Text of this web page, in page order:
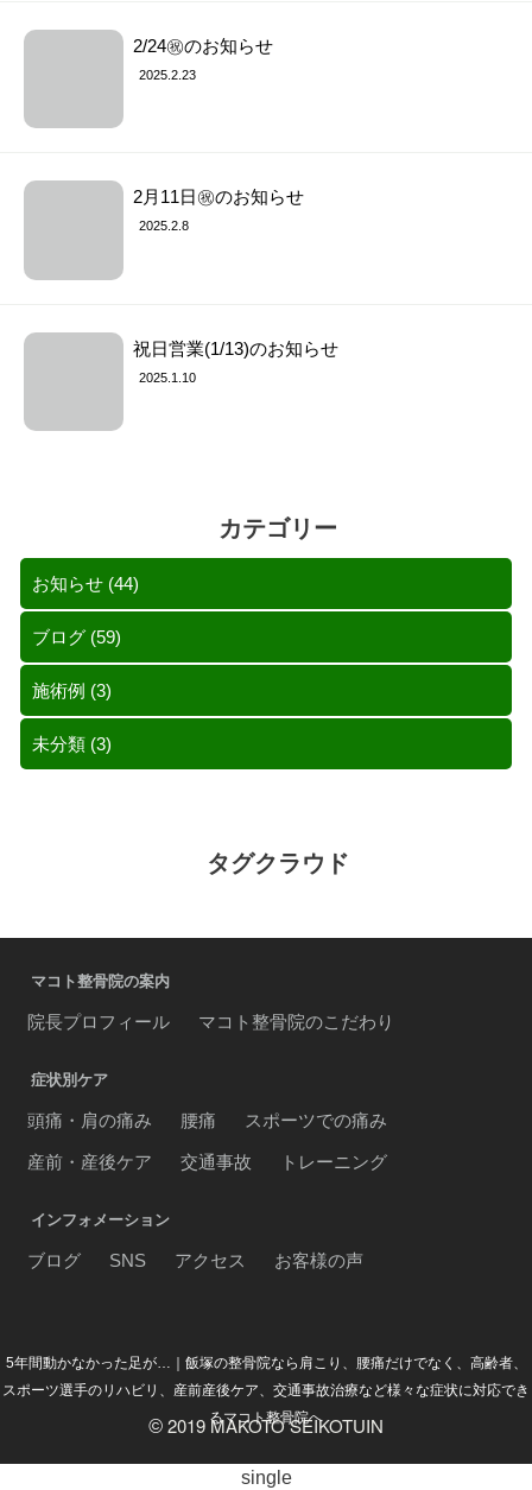
5年間動かなかった足が…｜飯塚の整骨院なら肩こり、腰痛だけでなく、高齢者、
スポーツ選手のリハビリ、産前産後ケア、交通事故治療など様々な症状に対応でき
るマコト整骨院へ
2/24㊗︎のお知らせ
2025.2.23
2月11日㊗︎のお知らせ
2025.2.8
祝日営業(1/13)のお知らせ
2025.1.10
カテゴリー
お知らせ (44)
ブログ (59)
施術例 (3)
未分類 (3)
タグクラウド
マコト整骨院の案内
院長プロフィール マコト整骨院のこだわり
症状別ケア
頭痛・肩の痛み 腰痛 スポーツでの痛み
産前・産後ケア 交通事故 トレーニング
インフォメーション
ブログ SNS アクセス お客様の声
© 2019 MAKOTO SEIKOTUIN
single